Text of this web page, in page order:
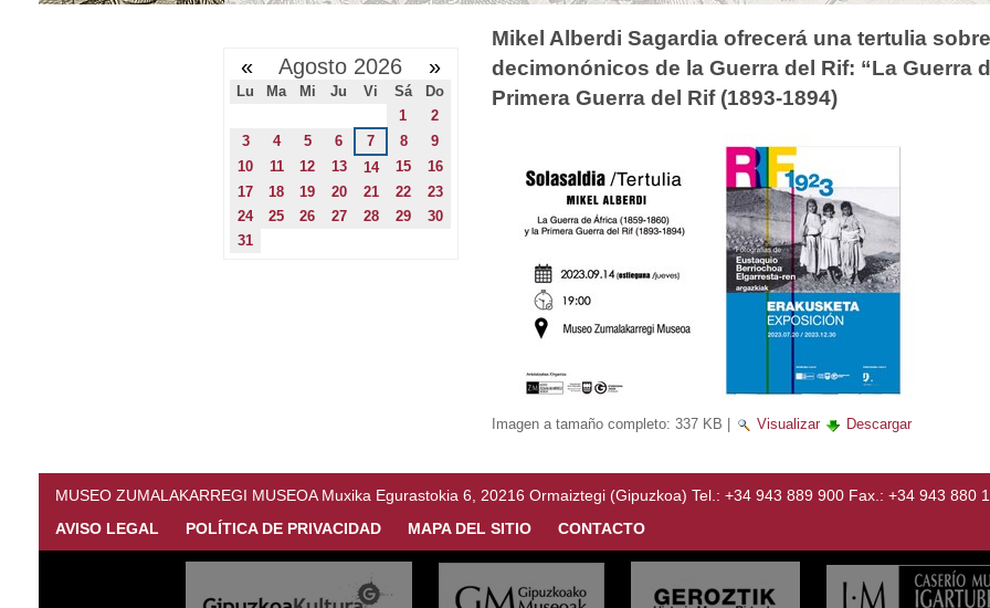
Mikel Alberdi Sagardia ofrecerá una tertulia
decimonónicos de la Guerra del Rif: “La Guerra
Primera Guerra del Rif (1893-1894)
Imagen a tamaño completo: 337 KB Visualizar Descargar
« Agosto 2026 »
Lu Ma Mi Ju Vi Sá
Do
1
2
3
4 5 6 7 8
9
10
11 12 13 14 15
16
17
18 19 20 21 22
23
24
25 26 27 28 29
30
31
MUSEO ZUMALAKARREGI MUSEOA Muxika Egurastokia 6, 20216 Ormaiztegi (Gipuzkoa) Tel.: +34 943 889 900 Fax.: +34 943 880
AVISO LEGAL
POLÍTICA DE PRIVACIDAD MAPA DEL SITIO CONTACTO